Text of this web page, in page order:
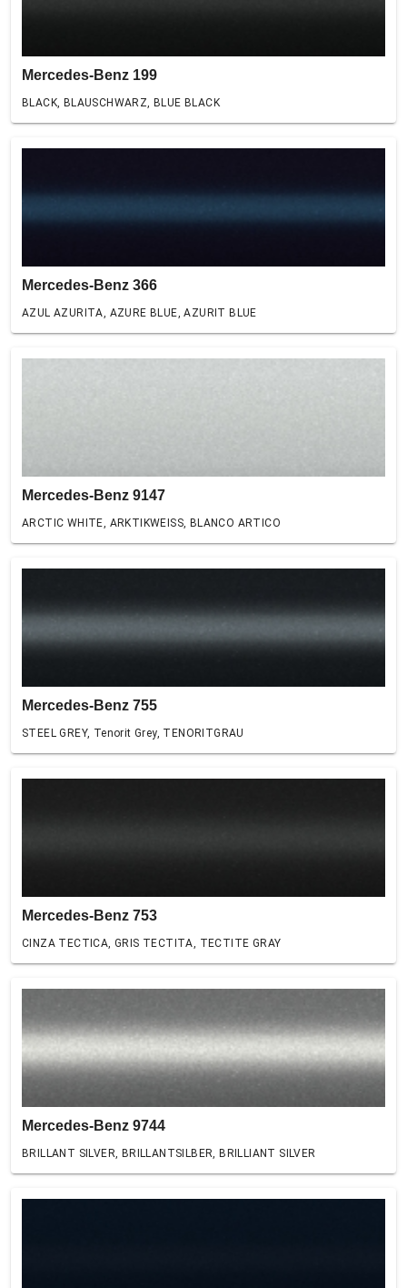
Mercedes-Benz 199
BLACK, BLAUSCHWARZ, BLUE BLACK
Mercedes-Benz 366
AZUL AZURITA, AZURE BLUE, AZURIT BLUE
Mercedes-Benz 9147
ARCTIC WHITE, ARKTIKWEISS, BLANCO ARTICO
Mercedes-Benz 755
STEEL GREY, Tenorit Grey, TENORITGRAU
Mercedes-Benz 753
CINZA TECTICA, GRIS TECTITA, TECTITE GRAY
Mercedes-Benz 9744
BRILLANT SILVER, BRILLANTSILBER, BRILLIANT SILVER